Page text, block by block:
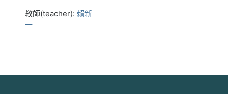
教師(teacher): 賴新
一